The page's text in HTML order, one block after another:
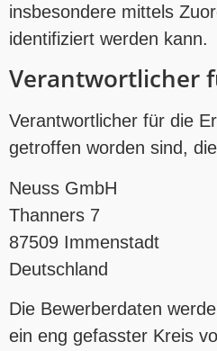
insbesondere mittels
identifiziert werden kann.
Verantwortlicher
Verantwortlicher für die
getroffen worden sind, die
Neuss GmbH
Thanners 7
87509 Immenstadt
Deutschland
Die Bewerberdaten
ein eng gefasster Kreis